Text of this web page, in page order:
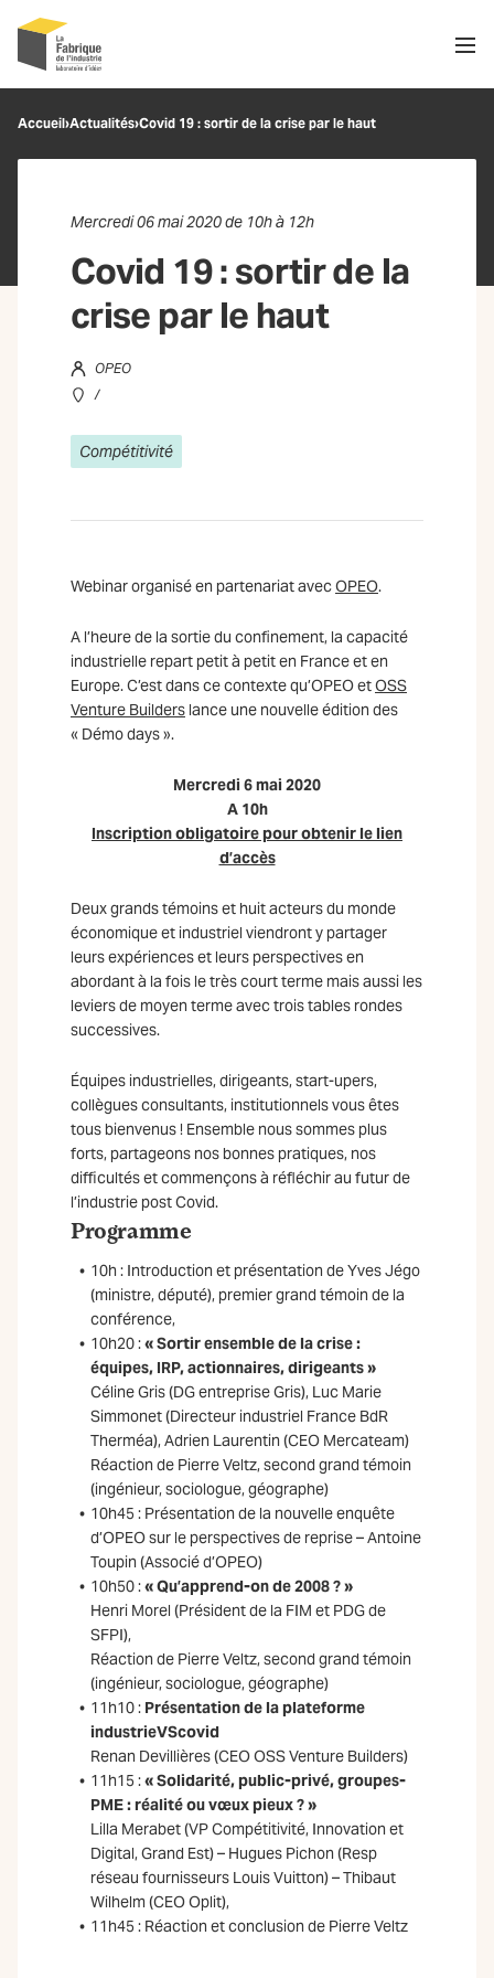
Recherche
Accueil›Actualités›Covid 19 : sortir de la crise par le haut
Mercredi 06 mai 2020 de 10h à 12h
Covid 19 : sortir de la
crise par le haut
OPEO
/
Compétitivité
Webinar organisé en partenariat avecOPEO.
A l’heure de la sortie du confinement, la capacité
industrielle repart petit à petit en France et en
Europe. C’est dans ce contexte qu’OPEO etOSS
Venture Builders lance une nouvelle édition des
« Démo days ».
Mercredi 6 mai 2020
A 10h
Inscription obligatoire pour obtenir le lien
d’accès
Deux grands témoins et huit acteurs du monde
économique et industriel viendront y partager
leurs expériences et leurs perspectives en
abordant à la fois le très court terme mais aussi les
leviers de moyen terme avec trois tables rondes
successives.
Équipes industrielles, dirigeants, start-upers,
collègues consultants, institutionnels vous êtes
tous bienvenus ! Ensemble nous sommes plus
forts, partageons nos bonnes pratiques, nos
difficultés et commençons à réfléchir au futur de
l’industrie post Covid.
Programme
10h : Introduction et présentation de Yves Jégo
(ministre, député), premier grand témoin de la
conférence,
10h20 :« Sortir ensemble de la crise :
équipes, IRP, actionnaires, dirigeants »
Céline Gris (DG entreprise Gris), Luc Marie
Simmonet (Directeur industriel France BdR
Therméa), Adrien Laurentin (CEO Mercateam)
Réaction de Pierre Veltz, second grand témoin
(ingénieur, sociologue, géographe)
10h45 : Présentation de la nouvelle enquête
d’OPEO sur le perspectives de reprise – Antoine
Toupin (Associé d’OPEO)
10h50 :« Qu’apprend-on de 2008 ? »
Henri Morel (Président de la FIM et PDG de
SFPI),
Réaction de Pierre Veltz, second grand témoin
(ingénieur, sociologue, géographe)
11h10 : Présentation de la plateforme
industrieVScovid
Renan Devillières (CEO OSS Venture Builders)
11h15 :« Solidarité, public-privé, groupes-
PME : réalité ou vœux pieux ? »
Lilla Merabet (VP Compétitivité, Innovation et
Digital, Grand Est) – Hugues Pichon (Resp
réseau fournisseurs Louis Vuitton) – Thibaut
Wilhelm (CEO Oplit),
11h45 : Réaction et conclusion de Pierre Veltz